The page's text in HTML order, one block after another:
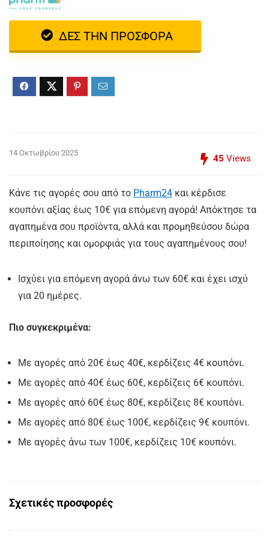
ΔΕΣ ΤΗΝ ΠΡΟΣΦΟΡΑ
14 Οκτωβρίου 2025
45 Views
Κάνε τις αγορές σου από το Pharm24 και κέρδισε
κουπόνι αξίας έως 10€ για επόμενη αγορά! Απόκτησε τα
αγαπημένα σου προϊόντα, αλλά και προμηθεύσου δώρα
περιποίησης και ομορφιάς για τους αγαπημένους σου!
Ισχύει για επόμενη αγορά άνω των 60€ και έχει ισχύ
για 20 ημέρες.
Πιο συγκεκριμένα:
Με αγορές από 20€ έως 40€, κερδίζεις 4€ κουπόνι.
Με αγορές από 40€ έως 60€, κερδίζεις 6€ κουπόνι.
Με αγορές από 60€ έως 80€, κερδίζεις 8€ κουπόνι.
Με αγορές από 80€ έως 100€, κερδίζεις 9€ κουπόνι.
Με αγορές άνω των 100€, κερδίζεις 10€ κουπόνι.
Σχετικές προσφορές